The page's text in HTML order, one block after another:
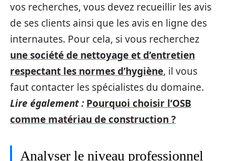
vos recherches, vous devez recueillir les avis
de ses clients ainsi que les avis en ligne des
internautes. Pour cela, si vous recherchez
une société de nettoyage et d’entretien
respectant les normes d’hygiène, il vous
faut contacter les spécialistes du domaine.
Lire également : Pourquoi choisir l’OSB
comme matériau de construction ?
Analyser le niveau professionnel